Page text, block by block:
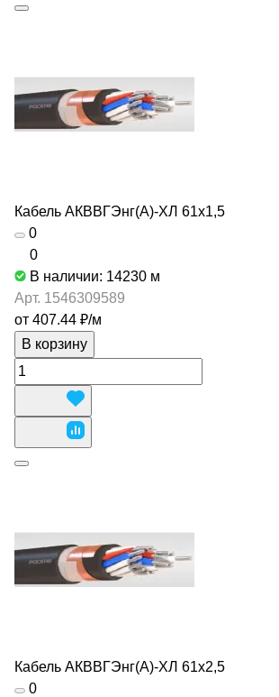
Кабель АКВВГЭнг(А)-ХЛ 61х1,5
0
0
В наличии: 14230 м
Арт. 1546309589
от 407.44 ₽/м
В корзину
Кабель АКВВГЭнг(А)-ХЛ 61х2,5
0